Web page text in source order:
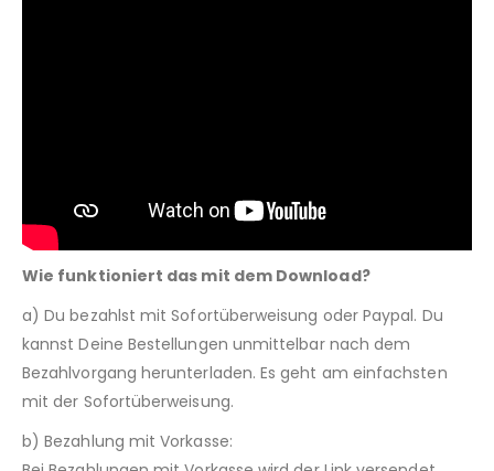
Wie funktioniert das mit dem Download?
a) Du bezahlst mit Sofortüberweisung oder Paypal. Du
kannst Deine Bestellungen unmittelbar nach dem
Bezahlvorgang herunterladen. Es geht am einfachsten
mit der Sofortüberweisung.
b) Bezahlung mit Vorkasse: